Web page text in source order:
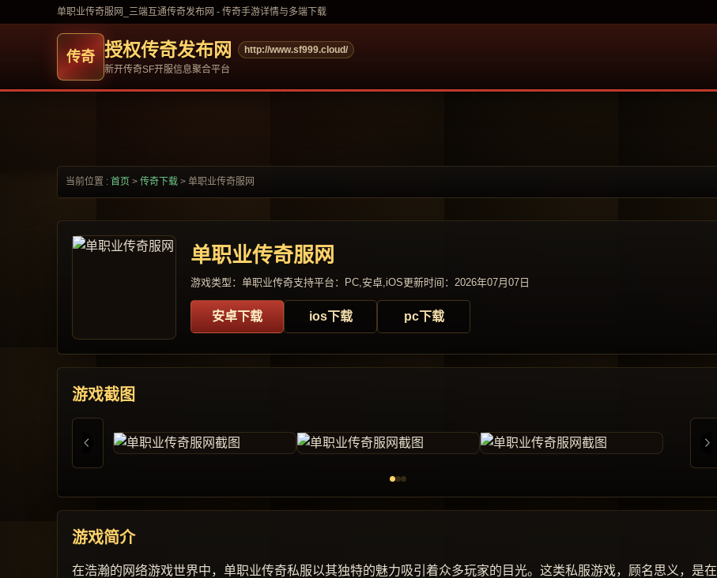
单职业传奇服网_三端互通传奇发布网 - 传奇手游详情与多端下载
授权传奇发布网
http://www.sf999.cloud/
新开传奇SF开服信息聚合平台
当前位置 : 首页 > 传奇下载 > 单职业传奇服网
单职业传奇服网
游戏类型：单职业传奇支持平台：PC,安卓,iOS更新时间：2026年07月07日
安卓下载 ios下载 pc下载
游戏截图
游戏简介
在浩瀚的网络游戏世界中，单职业传奇私服以其独特的魅力吸引着众多玩家的目光。这类私服游戏，顾名思义，是在